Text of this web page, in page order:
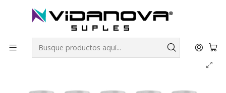
Productos Vidanova® Suples Vitaminas y Minerales
POWER BEET PACK X10 Betarraga | Vidanova® Suples